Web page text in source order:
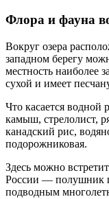
Флора и фауна
Вокруг озера
западном берегу
местность наиболее
сухой и имеет
Что касается водной
камыш, стрелолист,
канадский рис,
подорожниковая.
Здесь можно
России — полушник
подводным